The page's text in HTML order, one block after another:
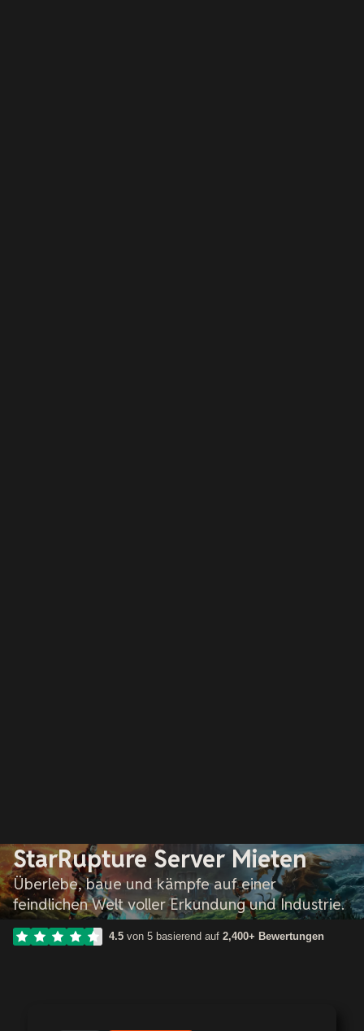
StarRupture Server Mieten
Überlebe, baue und kämpfe auf einer
feindlichen Welt voller Erkundung und Industrie.
4.5 von 5 basierend auf 2,400+ Bewertungen